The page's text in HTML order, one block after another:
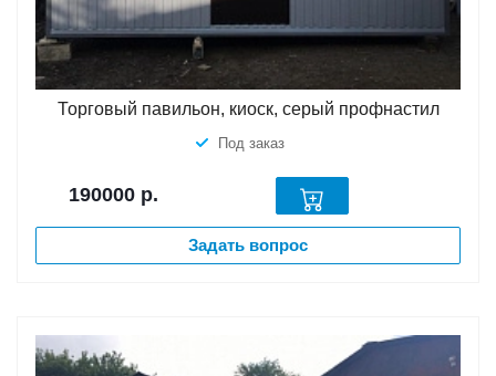
Торговый павильон, киоск, серый профнастил
Под заказ
190000 р.
Задать вопрос